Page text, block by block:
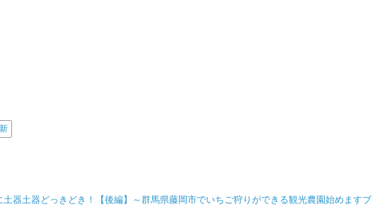
器土器どっきどき！【後編】～群馬県藤岡市でいちご狩りができる観光農園始めますブ